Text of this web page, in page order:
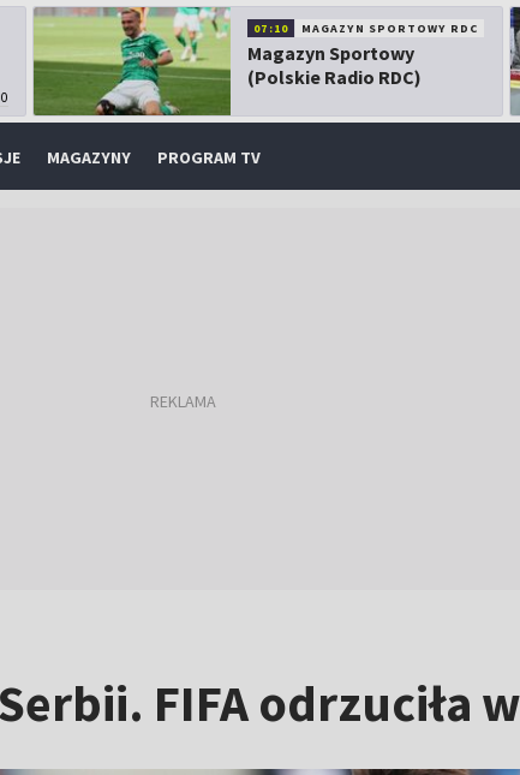
07:10 MAGAZYN SPORTOWY RDC
Magazyn Sportowy
(Polskie Radio RDC)
MAGAZYNY PROGRAM TV
FIFA odrzuciła